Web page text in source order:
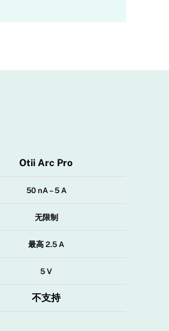
Otii Arc Pro
50 nA – 5 A
无限制
最高 2.5 A
5 V
不支持